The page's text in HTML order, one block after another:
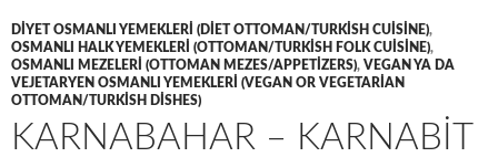
DIYET OSMANLI YEMEKLERI (DIET OTTOMAN/TURKISH CUISINE),
OSMANLI HALK YEMEKLERI (OTTOMAN/TURKISH FOLK CUISINE),
OSMANLI MEZELERI (OTTOMAN MEZES/APPETIZERS), VEGAN YA DA
VEJETARYEN OSMANLI YEMEKLERI (VEGAN OR VEGETARIAN
OTTOMAN/TURKISH DISHES)
KARNABAHAR – KARNABİT